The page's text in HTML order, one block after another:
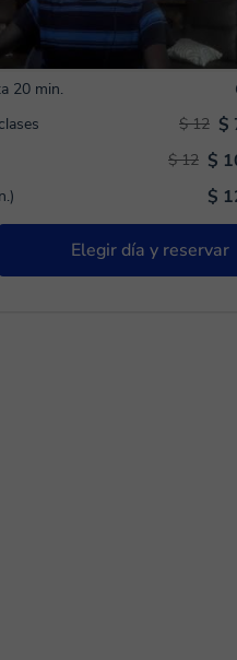
20 min.
$
$ 12
$
$ 12
$
Elegir día y reservar